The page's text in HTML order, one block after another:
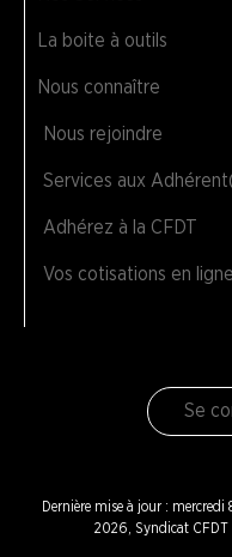
La boite à outils
Nous connaître
Nous rejoindre
Services aux
Adhérez à la CFDT
Vos cotisations en ligne
Se
Dernière mise à jour :
2026, Syndicat CFDT